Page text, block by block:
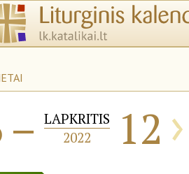
– LAPKRITIS
2022
12 ›